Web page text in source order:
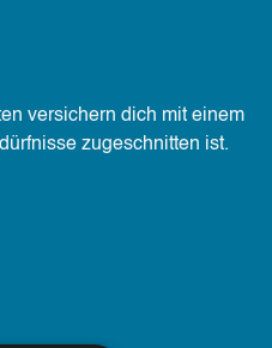
versichern dich mit einem
zugeschnitten ist.